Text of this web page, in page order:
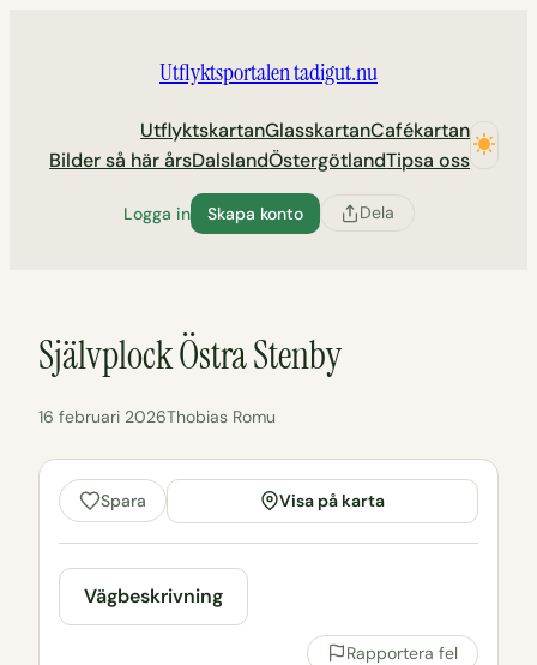
Utflyktsportalen tadigut.nu
UtflyktskartanGlasskartanCafékartan
Bilder så här årsDalslandÖstergötlandTipsa oss
Logga in Skapa konto Dela
Självplock Östra Stenby
16 februari 2026Thobias Romu
Spara Visa på karta
Vägbeskrivning
Rapportera fel